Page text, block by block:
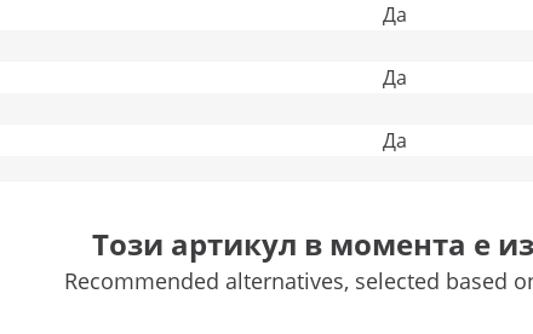
Да
Да
Да
Сравнете още атрибути
Този артикул в момента е
Recommended alternatives, selected based